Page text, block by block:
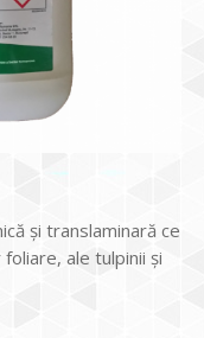
şi translaminară ce
ale tulpinii şi